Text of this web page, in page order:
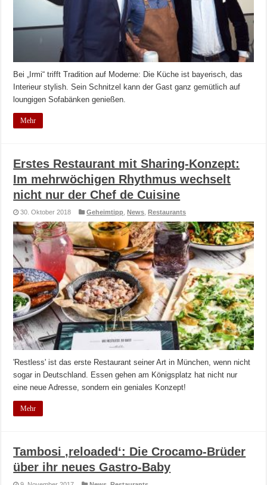
Bei „Irmi“ trifft Tradition auf Moderne: Die Küche ist bayerisch, das
Interieur stylish. Sein Schnitzel kann der Gast ganz gemütlich auf
loungigen Sofabänken genießen.
Mehr
Erstes Restaurant mit Sharing-Konzept:
Im mehrwöchigen Rhythmus wechselt
nicht nur der Chef de Cuisine
30. Oktober 2018 Geheimtipp ,News ,Restaurants
'Restless' ist das erste Restaurant seiner Art in München, wenn nicht
sogar in Deutschland. Essen gehen am Königsplatz hat nicht nur
eine neue Adresse, sondern ein geniales Konzept!
Mehr
Tambosi ‚reloaded‘: Die Crocamo-Brüder
über ihr neues Gastro-Baby